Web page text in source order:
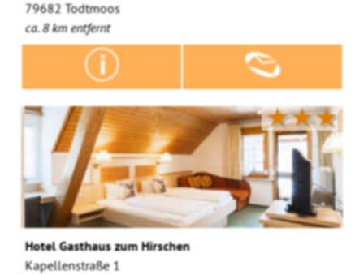
79682 Todtmoos
ca. 8 km entfernt
★★★
Hotel Gasthaus zum Hirschen
Kapellenstraße 1